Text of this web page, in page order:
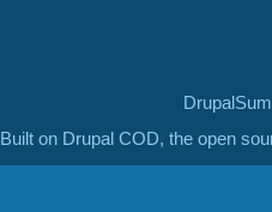
Built on Drupal COD, the open